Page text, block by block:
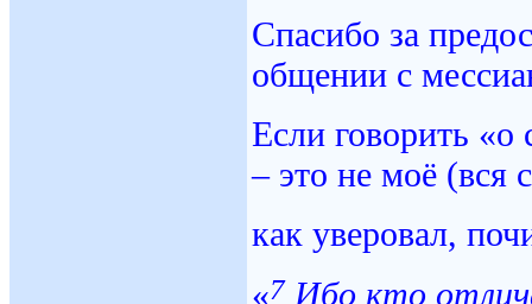
Спасибо за
общении с
Если говорить «о
– это не моё (вся
как уверовал,
«7Ибо кто